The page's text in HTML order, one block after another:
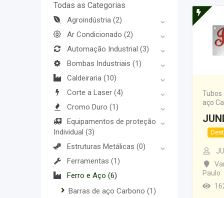
Todas as Categorias
Agroindústria (2)
Ar Condicionado (2)
Automação Industrial (3)
Bombas Industriais (1)
Caldeiraria (10)
Corte a Laser (4)
Cromo Duro (1)
Equipamentos de proteção
Individual (3)
Estruturas Metálicas (0)
Ferramentas (1)
Ferro e Aço (6)
Barras de aço Carbono (1)
Tubos
aço
Paulo